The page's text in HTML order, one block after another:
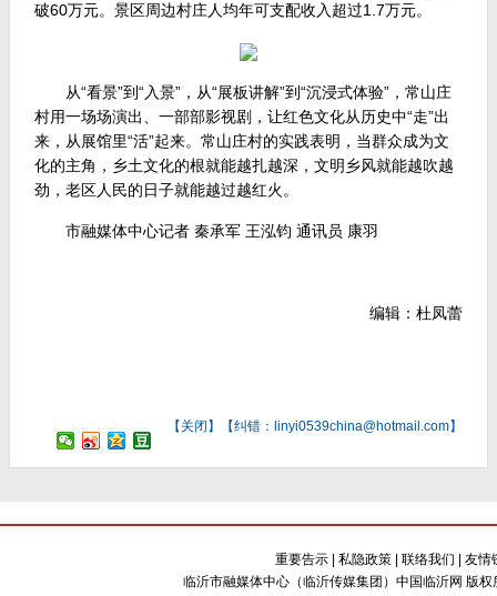
破60万元。景区周边村庄人均年可支配收入超过1.7万元。
从“看景”到“入景”，从“展板讲解”到“沉浸式体验”，常山庄
村用一场场演出、一部部影视剧，让红色文化从历史中“走”出
来，从展馆里“活”起来。常山庄村的实践表明，当群众成为文
化的主角，乡土文化的根就能越扎越深，文明乡风就能越吹越
劲，老区人民的日子就能越过越红火。
市融媒体中心记者 秦承军 王泓钧 通讯员 康羽
编辑：杜凤蕾
【 关闭 】【纠错：linyi0539china@hotmail.com】